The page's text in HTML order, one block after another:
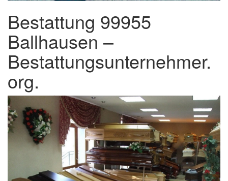
Bestattung 99955
Ballhausen –
Bestattungsunternehmer.
org.